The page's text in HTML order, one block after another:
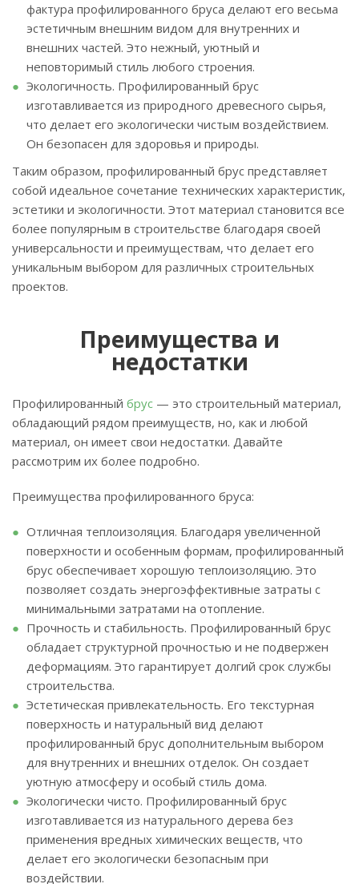
фактура профилированного бруса делают его весьма
эстетичным внешним видом для внутренних и
внешних частей. Это нежный, уютный и
неповторимый стиль любого строения.
Экологичность. Профилированный брус
изготавливается из природного древесного сырья,
что делает его экологически чистым воздействием.
Он безопасен для здоровья и природы.
Таким образом, профилированный брус представляет
собой идеальное сочетание технических характеристик,
эстетики и экологичности. Этот материал становится все
более популярным в строительстве благодаря своей
универсальности и преимуществам, что делает его
уникальным выбором для различных строительных
проектов.
Преимущества и
недостатки
Профилированный брус — это строительный материал,
обладающий рядом преимуществ, но, как и любой
материал, он имеет свои недостатки. Давайте
рассмотрим их более подробно.
Преимущества профилированного бруса:
Отличная теплоизоляция. Благодаря увеличенной
поверхности и особенным формам, профилированный
брус обеспечивает хорошую теплоизоляцию. Это
позволяет создать энергоэффективные затраты с
минимальными затратами на отопление.
Прочность и стабильность. Профилированный брус
обладает структурной прочностью и не подвержен
деформациям. Это гарантирует долгий срок службы
строительства.
Эстетическая привлекательность. Его текстурная
поверхность и натуральный вид делают
профилированный брус дополнительным выбором
для внутренних и внешних отделок. Он создает
уютную атмосферу и особый стиль дома.
Экологически чисто. Профилированный брус
изготавливается из натурального дерева без
применения вредных химических веществ, что
делает его экологически безопасным при
воздействии.